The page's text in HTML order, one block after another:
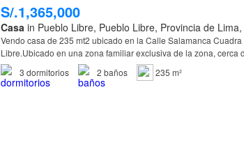
S/.1,365,000
Casa in Pueblo Libre, Pueblo Libre, Provincia de
Vendo casa de 235 mt2 ubicado en la Calle Salamanca Cuadra
Libre.Ubicado en una zona familiar exclusiva de la zona, cerca
PARA UN
PROYECTOMULTIFAMILIAR DE 5 PISOS…
3 dormitorios 2 baños 235 m²